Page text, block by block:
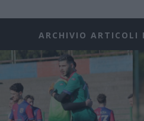
ARCHIVIO ARTICOLI